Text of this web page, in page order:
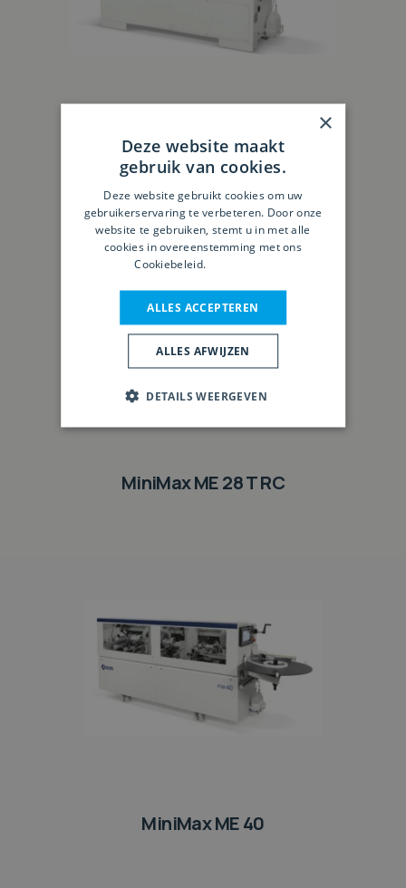
MiniMax ME 35 TR
MiniMax ME 28 T RC
MiniMax ME 40
×
Deze website maakt
gebruik van cookies.
Deze website gebruikt cookies om uw
gebruikerservaring te verbeteren. Door onze
website te gebruiken, stemt u in met alle
cookies in overeenstemming met ons
Cookiebeleid.
ALLES ACCEPTEREN
ALLES AFWIJZEN
DETAILS WEERGEVEN